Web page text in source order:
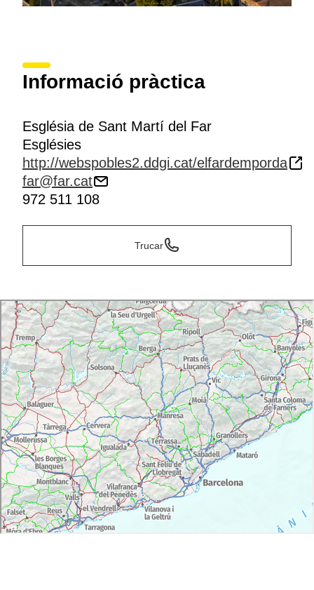
Informació pràctica
Església de Sant Martí del Far
Esglésies
http://webspobles2.ddgi.cat/elfardemporda
far@far.cat
972 511 108
Trucar